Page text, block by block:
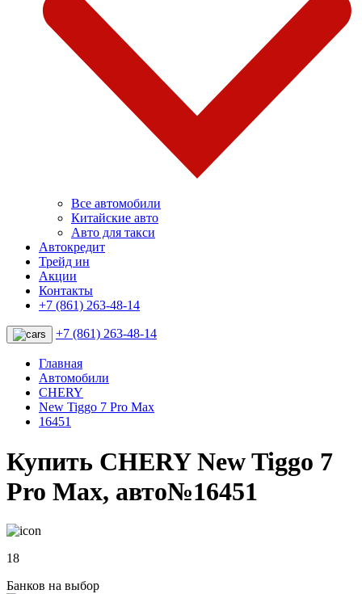
Все автомобили
Китайские авто
Авто для такси
Автокредит
Трейд ин
Акции
Контакты
+7 (861) 263-48-14
+7 (861) 263-48-14
Главная
Автомобили
CHERY
New Tiggo 7 Pro Max
16451
Купить CHERY New Tiggo 7
Pro Max, авто№16451
18
Банков на выбор